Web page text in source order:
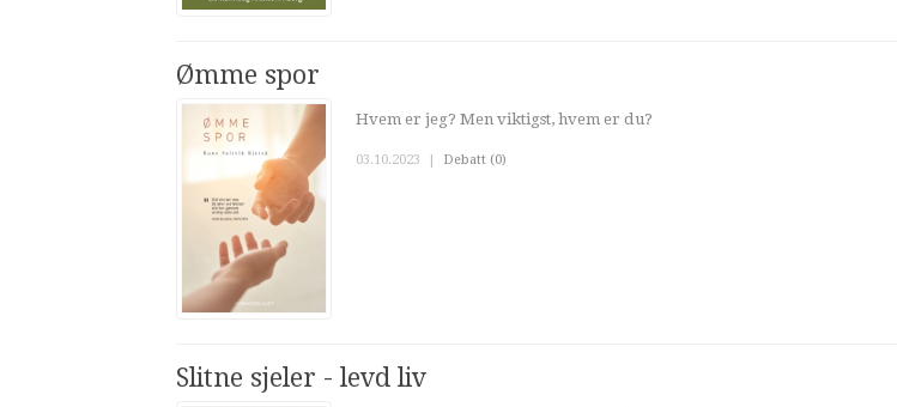
Ømme spor
Hvem er jeg? Men viktigst, hvem er du?
03.10.2023 | Debatt (0)
Slitne sjeler - levd liv